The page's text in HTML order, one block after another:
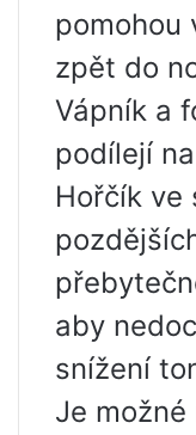
pomohou
zpět do
Vápník a
podílejí
Hořčík ve
aby
snížení
Je